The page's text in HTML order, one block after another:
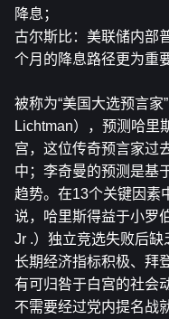
降息；
古尔斯比：美联储内部
个月的降息路径更为重要
被称为“美国大选预言家
Lichtman），预测哈里
宫，这位传奇预言家过
中；李奇曼的预测是基
趋势。在13个关键因素
说，哈里斯得益于小罗
Jr .）独立竞选失败后
长期经济指标积极、拜
有可归咎于白宫的社会
不需要经过党内提名战